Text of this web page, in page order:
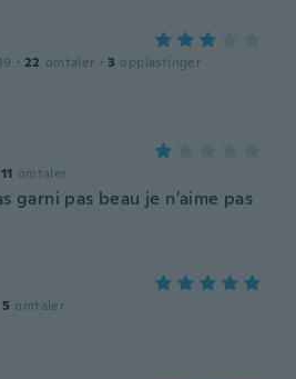
· 22 omtaler · 3 opplastinger
11 omtaler
garni pas beau je n'aime pas
5 omtaler